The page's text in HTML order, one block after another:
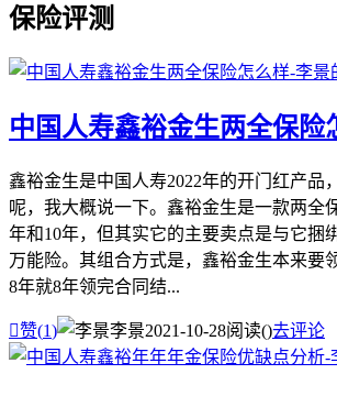
保险评测
中国人寿鑫裕金生两全保险
鑫裕金生是中国人寿2022年的开门红产品
呢，我大概说一下。鑫裕金生是一款两全
年和10年，但其实它的主要卖点是与它捆
万能险。其组合方式是，鑫裕金生本来要
8年就8年领完合同结...
赞(1) 李景2021-10-28阅读()去评论